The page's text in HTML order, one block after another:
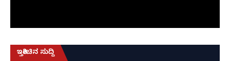
ಇತ್ತೀಚಿನ ಸುದ್ದಿ